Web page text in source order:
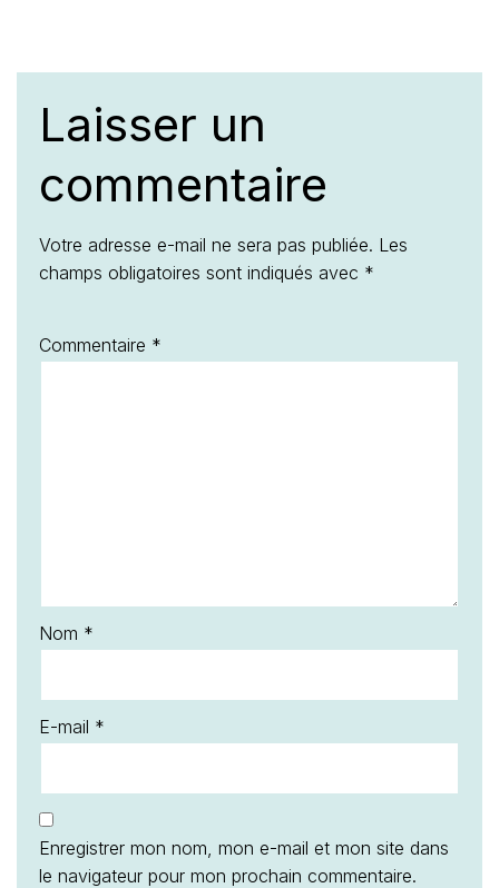
Laisser un
commentaire
Votre adresse e-mail ne sera pas publiée. Les
champs obligatoires sont indiqués avec *
Commentaire *
Nom *
E-mail *
Enregistrer mon nom, mon e-mail et mon site dans
le navigateur pour mon prochain commentaire.